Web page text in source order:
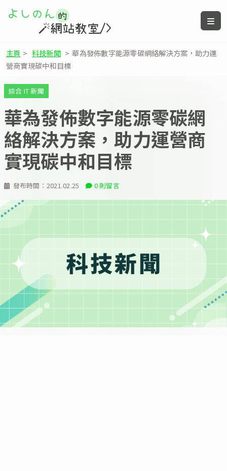
主頁 > 科技新聞 > 華為發佈數字能源零碳網絡解決方案，助力運
營商實現碳中和目標
發布時間： 2021.02.25 0 則留言
綜合 IT 新聞
華為發佈數字能源零碳網
絡解決方案，助力運營商
實現碳中和目標